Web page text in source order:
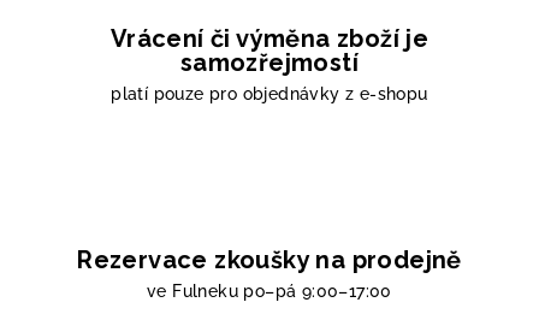
Vrácení či výměna zboží je
samozřejmostí
platí pouze pro objednávky z e-shopu
Rezervace zkoušky na prodejně
ve Fulneku po–pá 9:00–17:00